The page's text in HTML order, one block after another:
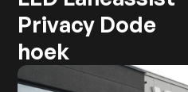
Privacy Dode
hoek